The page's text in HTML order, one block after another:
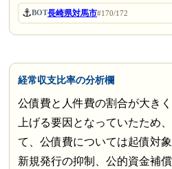
⚓BOT長崎県対馬市#170/172
経常収支比率の分析欄
公債費と人件費の割合が大き
上げる要因となっていたため
て、公債費については起債対
新規発行の抑制、公的資金補